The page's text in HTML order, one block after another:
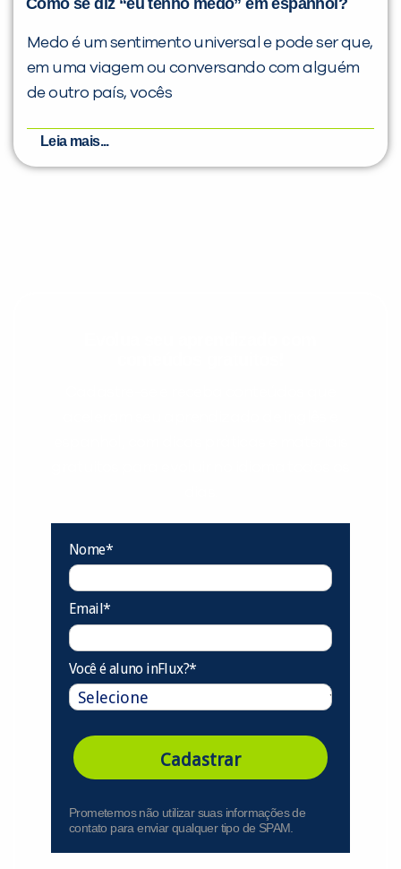
Medo é um sentimento universal e pode ser que,
em uma viagem ou conversando com alguém
de outro país, vocês
Leia mais...
Nome*
Email*
Você é aluno inFlux?*
Cadastrar
Prometemos não utilizar suas informações de
contato para enviar qualquer tipo de SPAM.